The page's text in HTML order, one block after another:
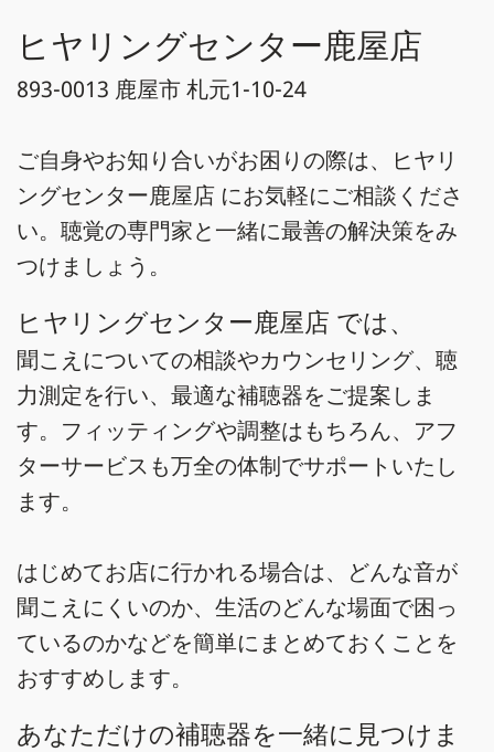
ヒヤリングセンター鹿屋店
893-0013 鹿屋市 札元1-10-24
ご自身やお知り合いがお困りの際は、ヒヤリ
ングセンター鹿屋店 にお気軽にご相談くださ
い。聴覚の専門家と一緒に最善の解決策をみ
つけましょう。
ヒヤリングセンター鹿屋店 では、
聞こえについての相談やカウンセリング、聴
力測定を行い、最適な補聴器をご提案しま
す。フィッティングや調整はもちろん、アフ
ターサービスも万全の体制でサポートいたし
ます。
はじめてお店に行かれる場合は、どんな音が
聞こえにくいのか、生活のどんな場面で困っ
ているのかなどを簡単にまとめておくことを
おすすめします。
あなただけの補聴器を一緒に見つけま